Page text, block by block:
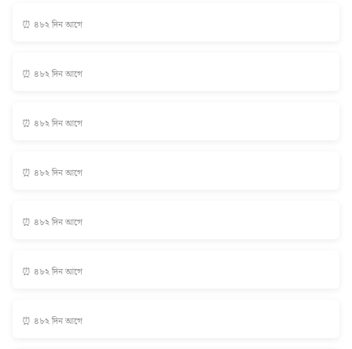
⏰ ৪৮২ দিন আগে
⏰ ৪৮২ দিন আগে
⏰ ৪৮২ দিন আগে
⏰ ৪৮২ দিন আগে
⏰ ৪৮২ দিন আগে
⏰ ৪৮২ দিন আগে
⏰ ৪৮২ দিন আগে